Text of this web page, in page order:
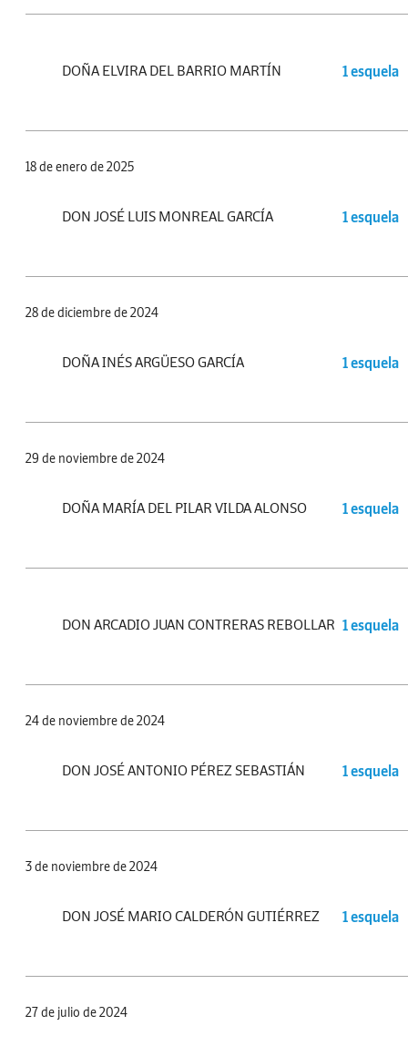
DOÑA ELVIRA DEL BARRIO MARTÍN 1 esquela
18 de enero de 2025
DON JOSÉ LUIS MONREAL GARCÍA 1 esquela
28 de diciembre de 2024
DOÑA INÉS ARGÜESO GARCÍA 1 esquela
29 de noviembre de 2024
DOÑA MARÍA DEL PILAR VILDA ALONSO 1 esquela
DON ARCADIO JUAN CONTRERAS REBOLLAR 1 esquela
24 de noviembre de 2024
DON JOSÉ ANTONIO PÉREZ SEBASTIÁN 1 esquela
3 de noviembre de 2024
DON JOSÉ MARIO CALDERÓN GUTIÉRREZ 1 esquela
27 de julio de 2024